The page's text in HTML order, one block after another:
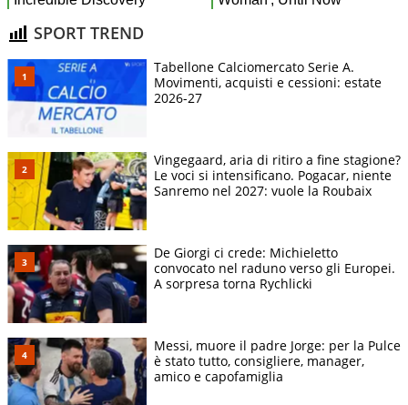
SPORT TREND
Tabellone Calciomercato Serie A.
Movimenti, acquisti e cessioni: estate
2026-27
Vingegaard, aria di ritiro a fine stagione?
Le voci si intensificano. Pogacar, niente
Sanremo nel 2027: vuole la Roubaix
De Giorgi ci crede: Michieletto
convocato nel raduno verso gli Europei.
A sorpresa torna Rychlicki
Messi, muore il padre Jorge: per la Pulce
è stato tutto, consigliere, manager,
amico e capofamiglia